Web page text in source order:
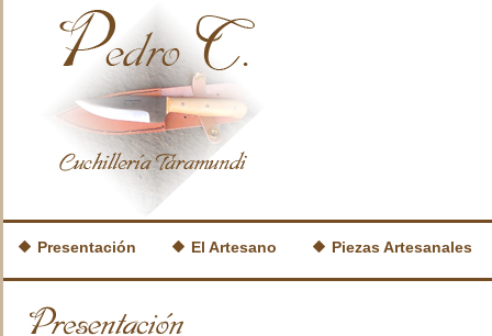
Presentación El Artesano Piezas Artesanales